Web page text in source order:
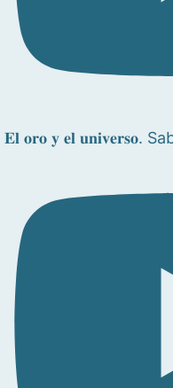
𝐄𝐥 𝐨𝐫𝐨 𝐲 𝐞𝐥 𝐮𝐧𝐢𝐯𝐞𝐫𝐬𝐨.